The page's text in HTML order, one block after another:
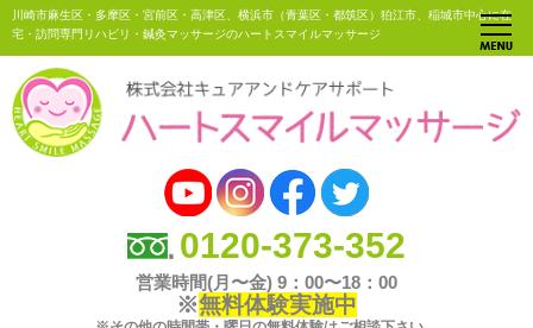
川崎市麻生区・多摩区・宮前区・高津区、横浜市（青葉区・都筑区）狛江市、稲城市中心に在
宅・訪問専門リハビリ・鍼灸マッサージのハートスマイルマッサージ
0120-373-352
営業時間(月〜金) 9：00〜18：00
※無料体験実施中